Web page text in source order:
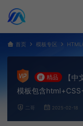
首页 模板专区 HTML
# 精品
【中
模板包含
二哥 2025-02-18